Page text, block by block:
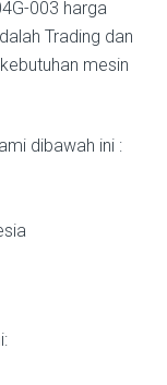
003 harga
Trading dan
mesin
dibawah ini :